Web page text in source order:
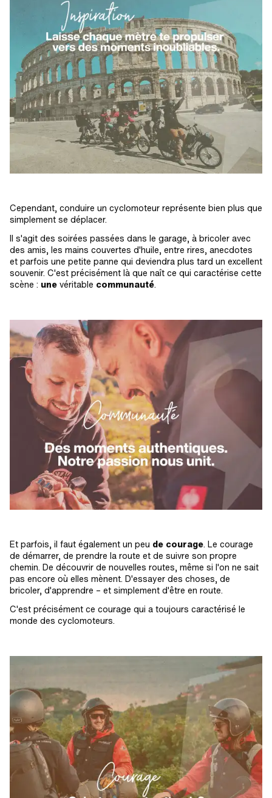
Cependant, conduire un cyclomoteur représente bien plus que
simplement se déplacer.
Il s'agit des soirées passées dans le garage, à bricoler avec
des amis, les mains couvertes d'huile, entre rires, anecdotes
et parfois une petite panne qui deviendra plus tard un excellent
souvenir. C'est précisément là que naît ce qui caractérise cette
scène : une véritable communauté.
Et parfois, il faut également un peu de courage. Le courage
de démarrer, de prendre la route et de suivre son propre
chemin. De découvrir de nouvelles routes, même si l'on ne sait
pas encore où elles mènent. D'essayer des choses, de
bricoler, d'apprendre – et simplement d'être en route.
C'est précisément ce courage qui a toujours caractérisé le
monde des cyclomoteurs.